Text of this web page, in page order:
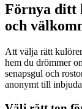
Förnya ditt
och
Att välja rätt
hem du drömmer
senapsgul och
anonymt till